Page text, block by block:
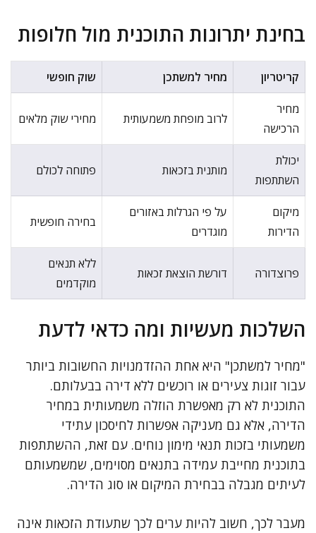
בחינת יתרונות התוכנית מול חלופות
קריטריון מחיר למשתכן שוק חופשי
מחיר
הרכישה
לרוב מופחת משמעותית מחירי שוק מלאים
יכולת
השתתפות
מותנית בזכאות פתוחה לכולם
מיקום
הדירות
על פי הגרלות באזורים
מוגדרים
בחירה חופשית
פרוצדורה דורשת הוצאת זכאות
ללא תנאים
מוקדמים
השלכות מעשיות ומה כדאי לדעת
"מחיר למשתכן" היא אחת ההזדמנויות החשובות ביותר
עבור זוגות צעירים או רוכשים ללא דירה בבעלותם.
התוכנית לא רק מאפשרת הוזלה משמעותית במחיר
הדירה, אלא גם מעניקה אפשרות לחיסכון עתידי
משמעותי בזכות תנאי מימון נוחים. עם זאת, ההשתתפות
בתוכנית מחייבת עמידה בתנאים מסוימים, שמשמעותם
לעיתים מגבלה בבחירת המיקום או סוג הדירה.
מעבר לכך, חשוב להיות ערים לכך שתעודת הזכאות אינה